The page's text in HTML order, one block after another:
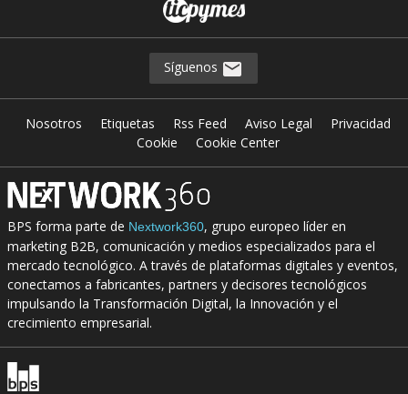
Síguenos
Nosotros Etiquetas Rss Feed Aviso Legal
Privacidad
Cookie
Cookie Center
BPS forma parte de Nextwork360, grupo europeo líder en
marketing B2B, comunicación y medios especializados para el
mercado tecnológico. A través de plataformas digitales y eventos,
conectamos a fabricantes, partners y decisores tecnológicos
impulsando la Transformación Digital, la Innovación y el
crecimiento empresarial.